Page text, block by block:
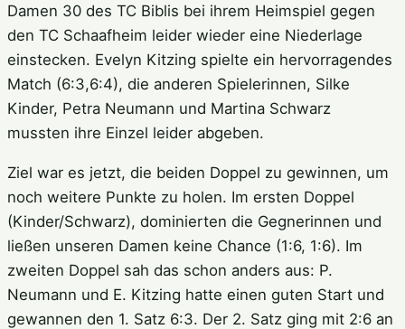
Damen 30 des TC Biblis bei ihrem Heimspiel gegen
den TC Schaafheim leider wieder eine Niederlage
einstecken. Evelyn Kitzing spielte ein hervorragendes
Match (6:3,6:4), die anderen Spielerinnen, Silke
Kinder, Petra Neumann und Martina Schwarz
mussten ihre Einzel leider abgeben.
Ziel war es jetzt, die beiden Doppel zu gewinnen, um
noch weitere Punkte zu holen. Im ersten Doppel
(Kinder/Schwarz), dominierten die Gegnerinnen und
ließen unseren Damen keine Chance (1:6, 1:6). Im
zweiten Doppel sah das schon anders aus: P.
Neumann und E. Kitzing hatte einen guten Start und
gewannen den 1. Satz 6:3. Der 2. Satz ging mit 2:6 an